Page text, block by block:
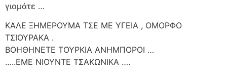
γιομάτε …
ΚΑΛΕ ΞΗΜΕΡΟΥΜΑ ΤΣΕ ΜΕ ΥΓΕΙΑ , ΟΜΟΡΦΟ
ΤΣΙΟΥΡΑΚΑ .
ΒΟΗΘΗΝΕΤΕ ΤΟΥΡΚΙΑ ΑΝΗΜΠΟΡΟΙ …
…..ΕΜΕ ΝΙΟΥΝΤΕ ΤΣΑΚΩΝΙΚΑ ….